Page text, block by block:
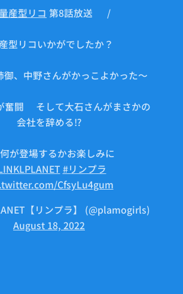
産型リコ 第8話放送❗️ /
型リコいかがでしたか？🤖✨
御、中野さんがかっこよかった〜
奮闘✨そして大石さんがまさかの
会社を辞める⁉️
が登場するかお楽しみに👀
#リンプラ
CfsyLu4gum
【リンプラ】 (@plamogirls)
August 18, 2022